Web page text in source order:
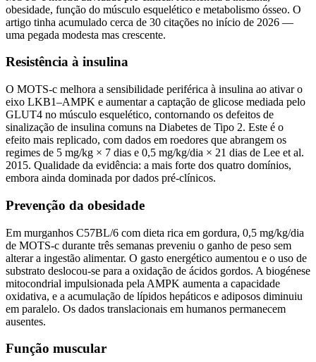
obesidade, função do músculo esquelético e metabolismo ósseo. O
artigo tinha acumulado cerca de 30 citações no início de 2026 —
uma pegada modesta mas crescente.
Resistência à insulina
O MOTS-c melhora a sensibilidade periférica à insulina ao ativar o
eixo LKB1–AMPK e aumentar a captação de glicose mediada pelo
GLUT4 no músculo esquelético, contornando os defeitos de
sinalização de insulina comuns na Diabetes de Tipo 2. Este é o
efeito mais replicado, com dados em roedores que abrangem os
regimes de 5 mg/kg × 7 dias e 0,5 mg/kg/dia × 21 dias de Lee et al.
2015. Qualidade da evidência: a mais forte dos quatro domínios,
embora ainda dominada por dados pré-clínicos.
Prevenção da obesidade
Em murganhos C57BL/6 com dieta rica em gordura, 0,5 mg/kg/dia
de MOTS-c durante três semanas preveniu o ganho de peso sem
alterar a ingestão alimentar. O gasto energético aumentou e o uso de
substrato deslocou-se para a oxidação de ácidos gordos. A biogénese
mitocondrial impulsionada pela AMPK aumenta a capacidade
oxidativa, e a acumulação de lípidos hepáticos e adiposos diminuiu
em paralelo. Os dados translacionais em humanos permanecem
ausentes.
Função muscular